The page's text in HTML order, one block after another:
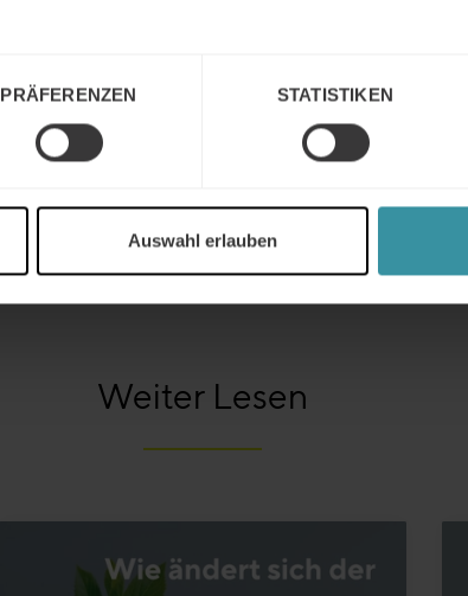
PRÄFERENZEN STATISTIKEN
Auswahl erlauben
David Kirchmann
Head of Market Development
Rufen Sie uns an Schreiben Sie uns eine E-Mail
Weiter Lesen